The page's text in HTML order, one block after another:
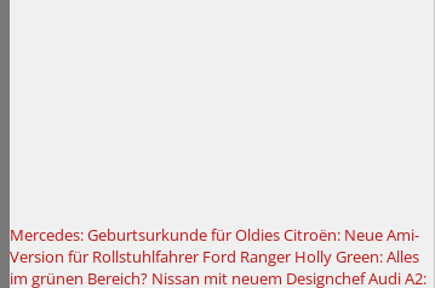
Mercedes: Geburtsurkunde für OldiesCitroën: Neue Ami-
Version für Rollstuhlfahrer Ford Ranger Holly Green: Alles
im grünen Bereich? Nissan mit neuem DesignchefAudi A2: